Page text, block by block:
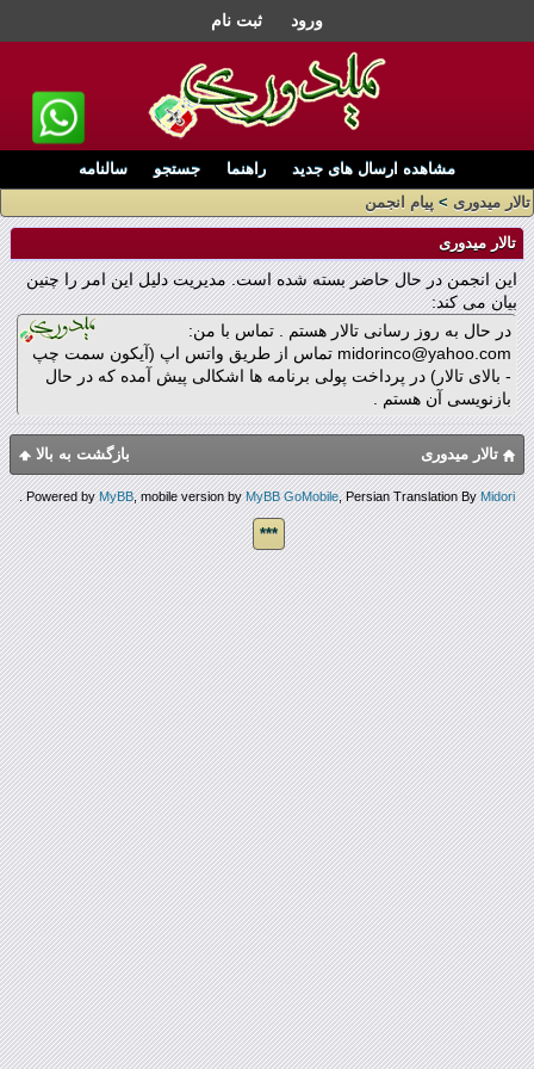
ورود ثبت نام
مشاهده ارسال های جدید راهنما جستجو
سالنامه
تالار میدوری > پیام انجمن
تالار میدوری
این انجمن در حال حاضر بسته شده است. مدیریت دلیل این امر را چنین
بیان می کند:
در حال به روز رسانی تالار هستم . تماس با من:
midorinco@yahoo.com تماس از طریق واتس اپ (آیکون سمت چپ
- بالای تالار) در پرداخت پولی برنامه ها اشکالی پیش آمده که در حال
بازنویسی آن هستم .
بازگشت به بالا تالار میدوری
Powered byMyBB, mobile version byMyBB GoMobile, Persian Translation ByMidori
.
***